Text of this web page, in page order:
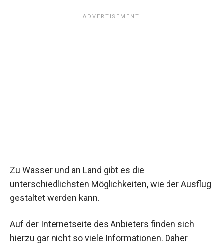
Zu Wasser und an Land gibt es die
unterschiedlichsten Möglichkeiten, wie der Ausflug
gestaltet werden kann.
Auf der Internetseite des Anbieters finden sich
hierzu gar nicht so viele Informationen. Daher